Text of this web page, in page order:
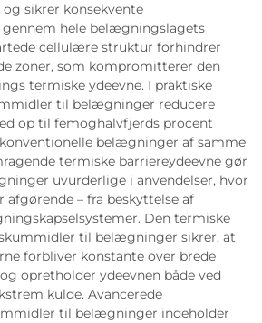
sikrer konsekvente
gennem hele belægningslagets
cellulære struktur forhindrer
zoner, som kompromitterer den
termiske ydeevne. I praktiske
til belægninger reducere
op til femoghalvfjerds procent
belægninger af samme
termiske barriereydeevne gør
uvurderlige i anvendelser, hvor
– fra beskyttelse af
Den termiske
til belægninger sikrer, at
forbliver konstante over brede
opretholder ydeevnen både ved
kulde. Avancerede
til belægninger indeholder